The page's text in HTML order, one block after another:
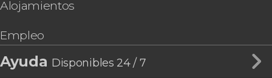
Alojamientos
Empleo
Ayuda Disponibles 24 / 7